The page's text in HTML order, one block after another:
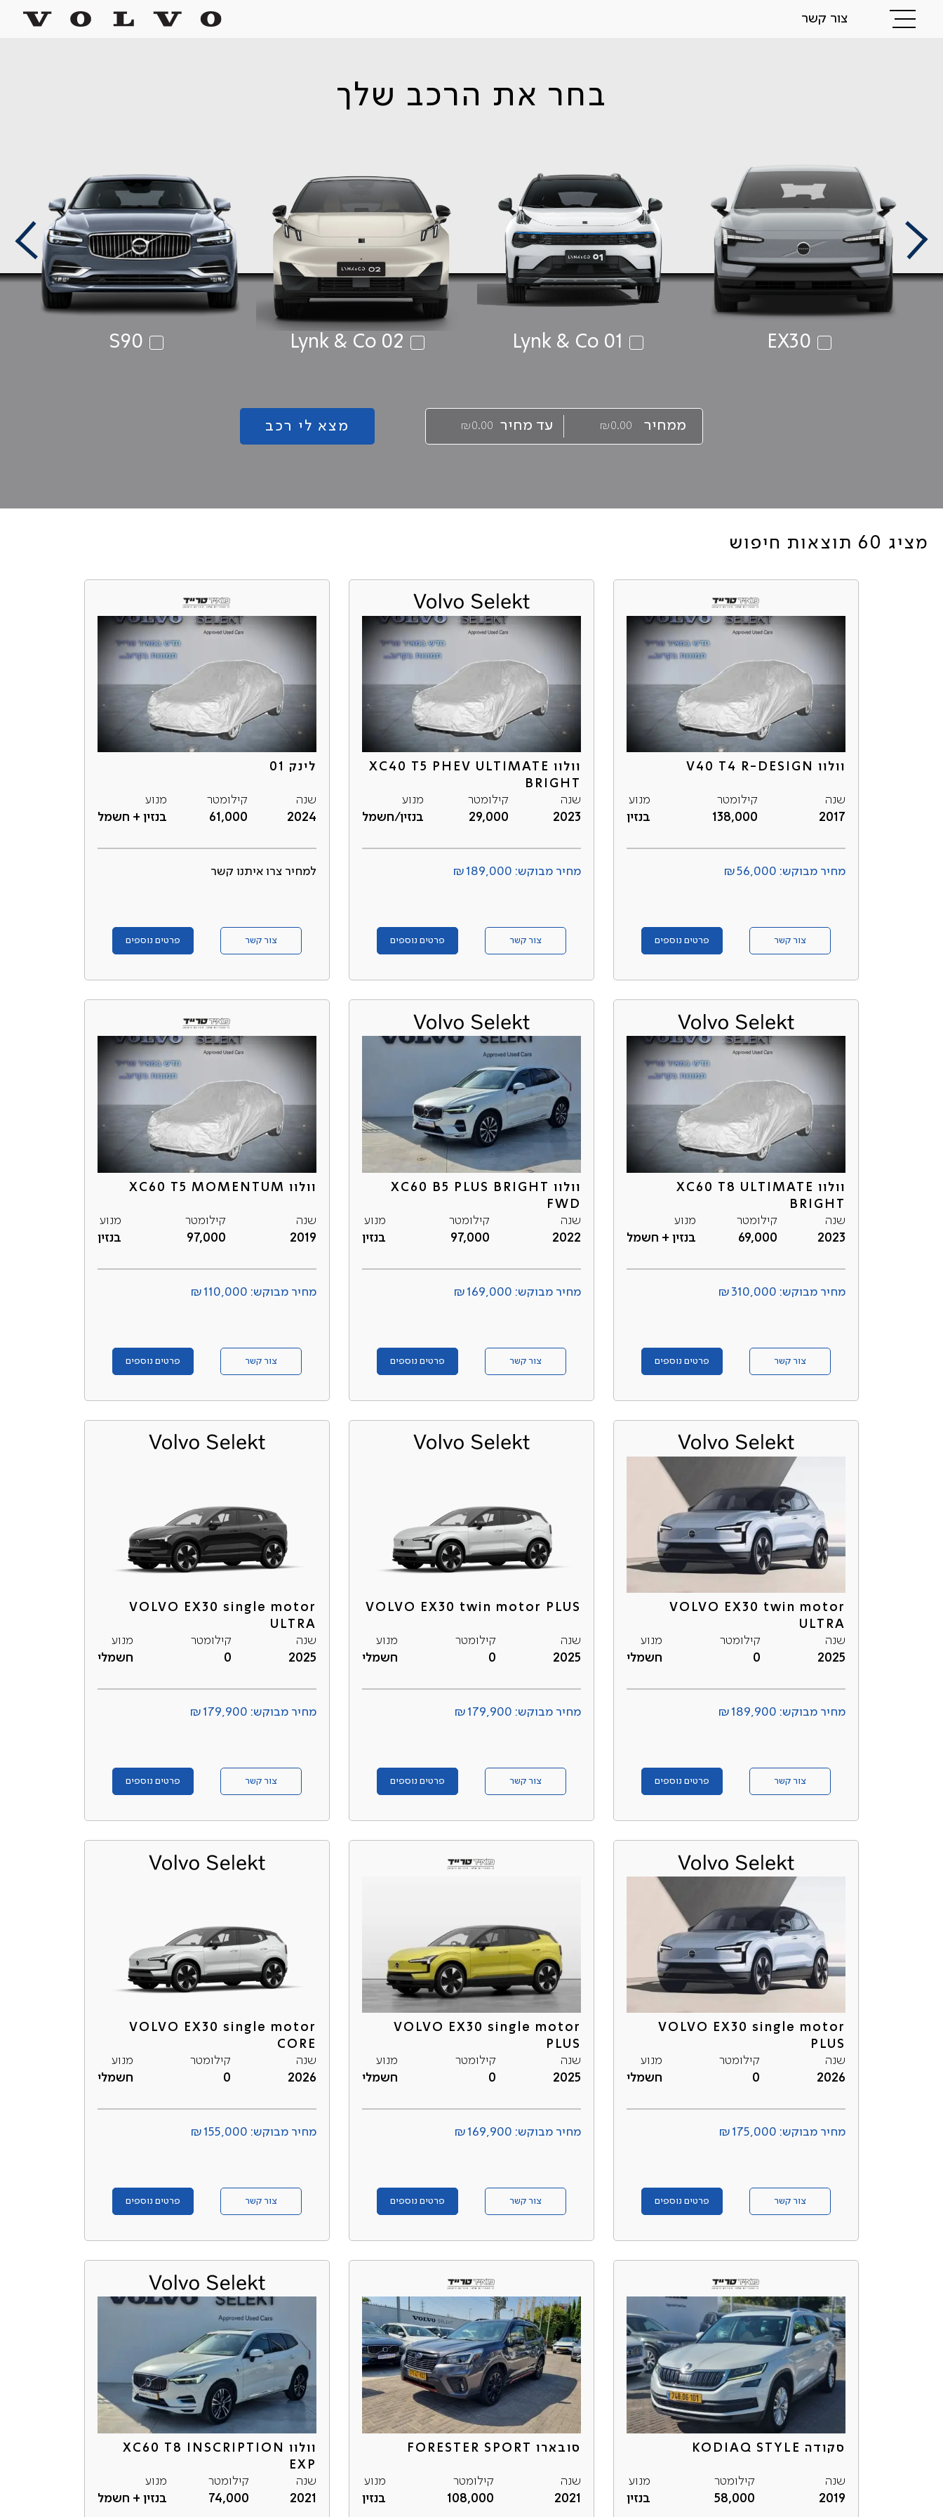
צור קשר
בחר את הרכב שלך
EX30
Lynk & Co 01
Lynk & Co 02
S90
ממחיר עד מחיר
מציג 60 תוצאות חיפוש
וולוו V40 T4 R-DESIGN
שנה
2017
קילומטר
138,000
מנוע
בנזין
מחיר מבוקש: ₪56,000
צור קשר פרטים נוספים
וולוו XC40 T5 PHEV ULTIMATE
BRIGHT
שנה
2023
קילומטר
29,000
מנוע
בנזין/חשמל
מחיר מבוקש: ₪189,000
צור קשר פרטים נוספים
לינק 01
שנה
2024
קילומטר
61,000
מנוע
בנזין + חשמל
למחיר צרו איתנו קשר
צור קשר פרטים נוספים
וולוו XC60 T8 ULTIMATE
BRIGHT
שנה
2023
קילומטר
69,000
מנוע
בנזין + חשמל
מחיר מבוקש: ₪310,000
צור קשר פרטים נוספים
וולוו XC60 B5 PLUS BRIGHT
FWD
שנה
2022
קילומטר
97,000
מנוע
בנזין
מחיר מבוקש: ₪169,000
צור קשר פרטים נוספים
וולוו XC60 T5 MOMENTUM
שנה
2019
קילומטר
97,000
מנוע
בנזין
מחיר מבוקש: ₪110,000
צור קשר פרטים נוספים
VOLVO EX30 twin motor
ULTRA
שנה
2025
קילומטר
0
מנוע
חשמלי
מחיר מבוקש: ₪189,900
צור קשר פרטים נוספים
VOLVO EX30 twin motor PLUS
שנה
2025
קילומטר
0
מנוע
חשמלי
מחיר מבוקש: ₪179,900
צור קשר פרטים נוספים
VOLVO EX30 single motor
ULTRA
שנה
2025
קילומטר
0
מנוע
חשמלי
מחיר מבוקש: ₪179,900
צור קשר פרטים נוספים
VOLVO EX30 single motor
PLUS
שנה
2026
קילומטר
0
מנוע
חשמלי
מחיר מבוקש: ₪175,000
צור קשר פרטים נוספים
VOLVO EX30 single motor
PLUS
שנה
2025
קילומטר
0
מנוע
חשמלי
מחיר מבוקש: ₪169,900
צור קשר פרטים נוספים
VOLVO EX30 single motor
CORE
שנה
2026
קילומטר
0
מנוע
חשמלי
מחיר מבוקש: ₪155,000
צור קשר פרטים נוספים
סקודה KODIAQ STYLE
שנה
2019
קילומטר
58,000
מנוע
בנזין
סובארו FORESTER SPORT
שנה
2021
קילומטר
108,000
מנוע
בנזין
וולוו XC60 T8 INSCRIPTION
EXP
שנה
2021
קילומטר
74,000
מנוע
בנזין + חשמל